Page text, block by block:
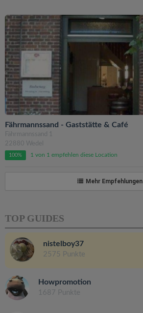
Fährmannssand - Gaststätte & Café
Fährmannssand 1
22880 Wedel
100% 1 von 1 empfehlen diese Location
Mehr Empfehlungen
TOP GUIDES
nistelboy37
2575 Punkte
Howpromotion
1687 Punkte